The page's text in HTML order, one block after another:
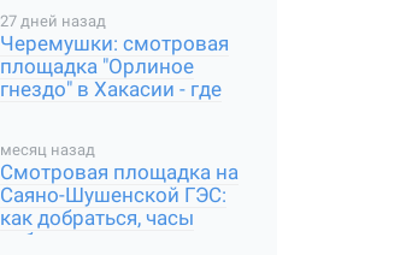
27 дней назад
Черемушки: смотровая
площадка "Орлиное
гнездо" в Хакасии - где
месяц назад
Смотровая площадка на
Саяно-Шушенской ГЭС:
как добраться, часы
работы